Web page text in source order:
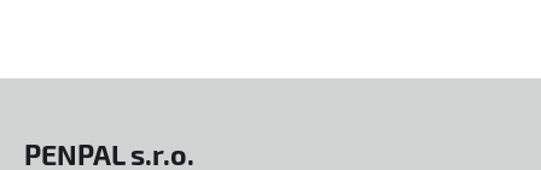
PENPAL s.r.o.